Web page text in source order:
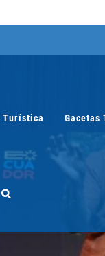
Turística